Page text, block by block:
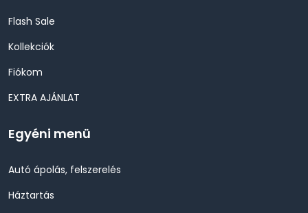
Flash Sale
Kollekciók
Fiókom
EXTRA AJÁNLAT
Egyéni menü
Autó ápolás, felszerelés
Háztartás